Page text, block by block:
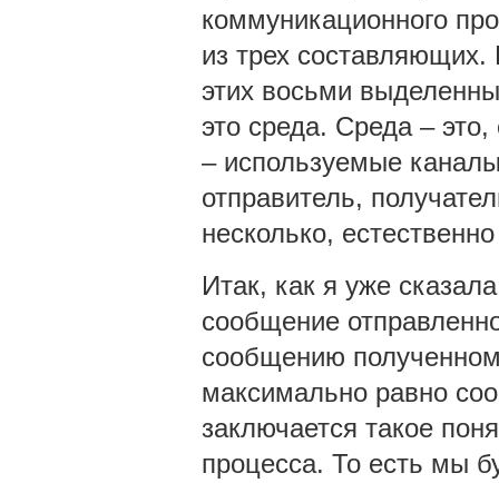
коммуникационного
из трех составляющих.
этих восьми
это среда. Среда –
– используемые
отправитель,
несколько,
Итак, как я уже
сообщение
сообщению
максимально равно
заключается такое
процесса. То есть мы